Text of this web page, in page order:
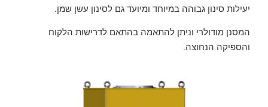
יעילות סינון גבוהה במיוחד ומיועד גם לסינון עשן שמן.
המסנן מודולרי וניתן להתאמה בהתאם לדרישות הלקוח
והספיקה הנחוצה.